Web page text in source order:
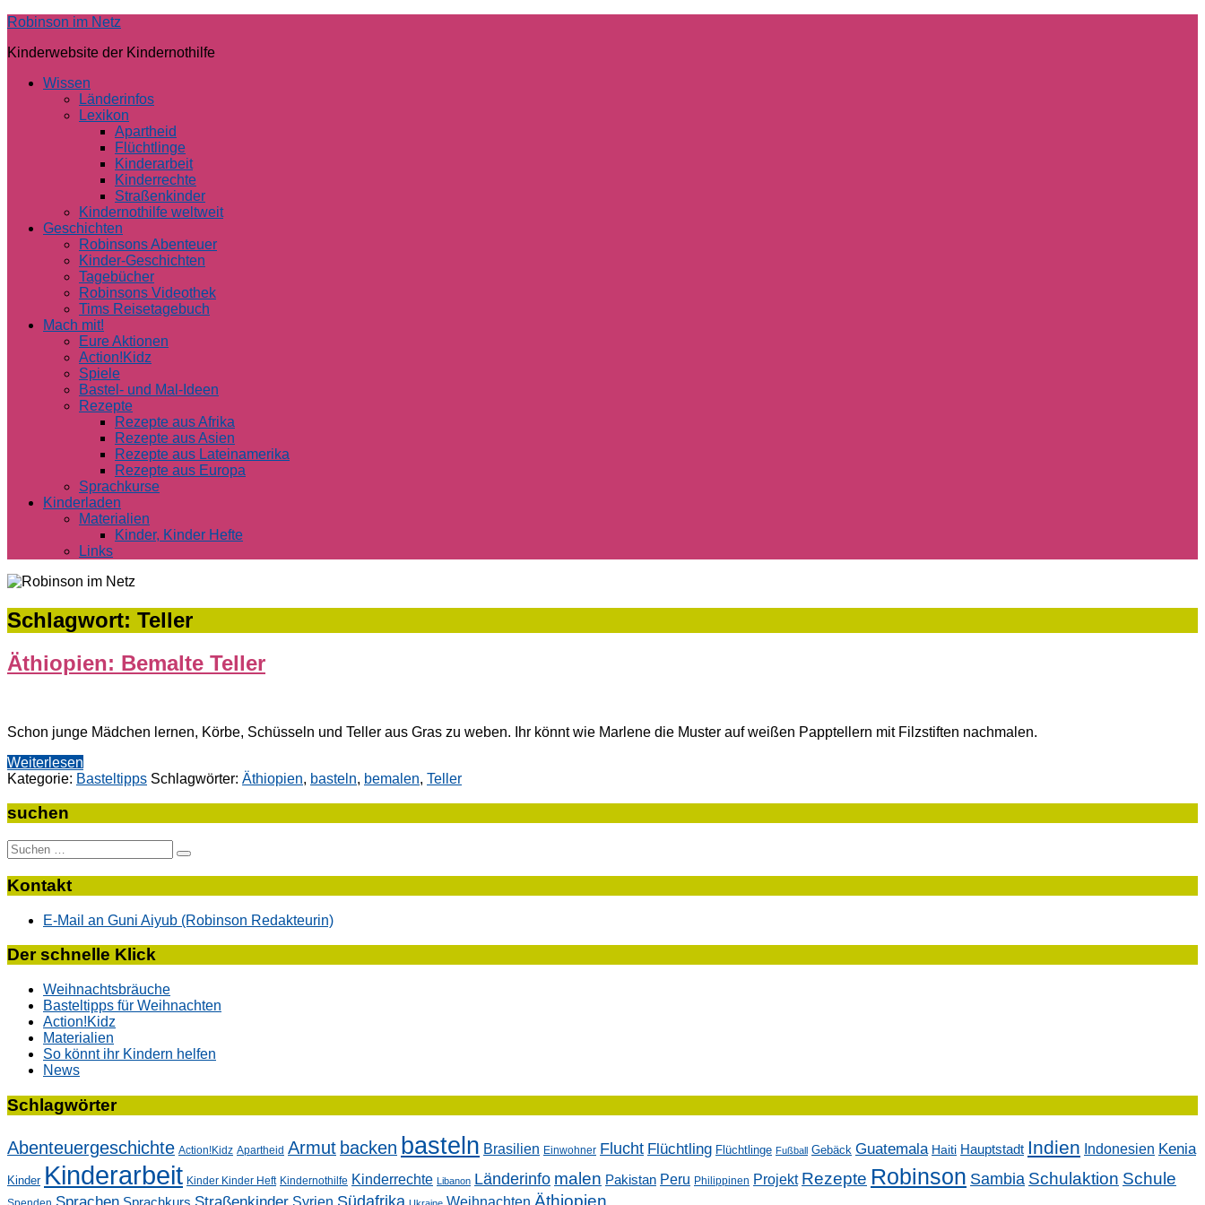
Skip
content
Robinson im Netz
Kinderwebsite der Kindernothilfe
Wissen
Länderinfos
Lexikon
Apartheid
Flüchtlinge
Kinderarbeit
Kinderrechte
Straßenkinder
Kindernothilfe weltweit
Geschichten
Robinsons Abenteuer
Kinder-Geschichten
Tagebücher
Robinsons Videothek
Tims Reisetagebuch
Mach mit!
Eure Aktionen
Action!Kidz
Spiele
Bastel- und Mal-Ideen
Rezepte
Rezepte aus Afrika
Rezepte aus Asien
Rezepte aus Lateinamerika
Rezepte aus Europa
Sprachkurse
Kinderladen
Materialien
Kinder, Kinder Hefte
Links
Schlagwort: Teller
Äthiopien: Bemalte Teller
Schon junge Mädchen lernen, Körbe, Schüsseln und Teller aus Gras zu weben. Ihr könnt wie Marlene die Muster auf weißen Papptellern mit Filzstiften nachmalen.
Weiterlesen
Kategorie: Basteltipps Schlagwörter: Äthiopien, basteln, bemalen, Teller
suchen
Suche
nach:
Kontakt
E-Mail an Guni Aiyub (Robinson Redakteurin)
Der schnelle Klick
Weihnachtsbräuche
Basteltipps für Weihnachten
Action!Kidz
Materialien
So könnt ihr Kindern helfen
News
Schlagwörter
Abenteuergeschichte Action!Kidz Apartheid Armut backen basteln Brasilien Einwohner Flucht Flüchtling Flüchtlinge Fußball Gebäck Guatemala Haiti Hauptstadt Indien Indonesien Kenia
Kinder Kinderarbeit Kinder Kinder Heft Kindernothilfe Kinderrechte Libanon Länderinfo malen Pakistan Peru Philippinen Projekt Rezepte Robinson Sambia Schulaktion Schule
Äthiopien